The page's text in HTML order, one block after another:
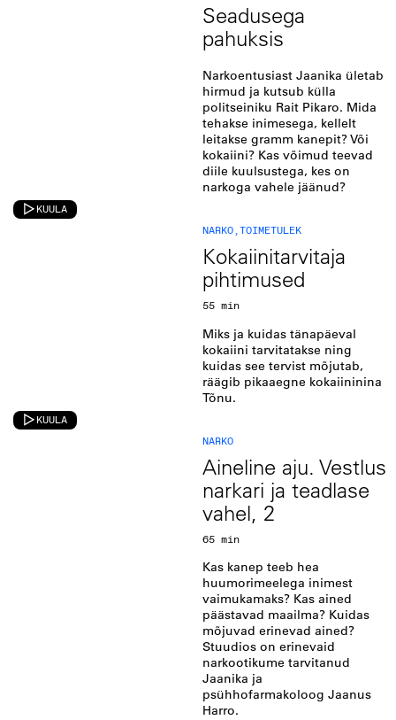
Seadusega
pahuksis
Narkoentusiast Jaanika ületab
hirmud ja kutsub külla
politseiniku Rait Pikaro. Mida
tehakse inimesega, kellelt
leitakse gramm kanepit? Või
kokaiini? Kas võimud teevad
diile kuulsustega, kes on
narkoga vahele jäänud?
KUULA
NARKO,TOIMETULEK
Kokaiinitarvitaja
pihtimused
55 min
Miks ja kuidas tänapäeval
kokaiini tarvitatakse ning
kuidas see tervist mõjutab,
räägib pikaaegne kokaiininina
Tõnu.
KUULA
NARKO
Aineline aju. Vestlus
narkari ja teadlase
vahel, 2
65 min
Kas kanep teeb hea
huumorimeelega inimest
vaimukamaks? Kas ained
päästavad maailma? Kuidas
mõjuvad erinevad ained?
Stuudios on erinevaid
narkootikume tarvitanud
Jaanika ja
psühhofarmakoloog Jaanus
Harro.